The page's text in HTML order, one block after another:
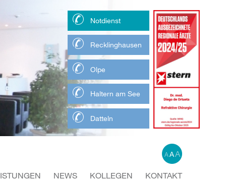
Notdienst
Recklinghausen
Olpe
Haltern am See
Datteln
AAA
NEWS KOLLEGEN KONTAKT